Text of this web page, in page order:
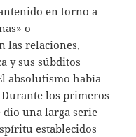
en torno a
o
las relaciones,
y sus súbditos
absolutismo había
Durante los primeros
dio una larga serie
establecidos